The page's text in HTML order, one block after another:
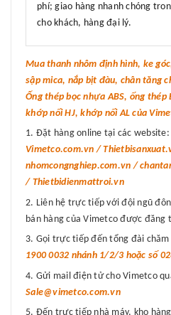
phí; giao hàng nhanh chóng
cho khách, hàng đại lý.
Mua thanh nhôm định hình, ke
sập mica, nắp bịt đàu, chân tăng
Ống thép bọc nhựa ABS, ống thép
khớp nối HJ, khớp nối AL của
Đặt hàng online tại các website:
Vimetco.com.vn /
nhomcongnghiep.com.vn /
/ Thietbidienmattroi.vn
Liên hệ trực tiếp với đội ngũ
bán hàng của Vimetco được đăng
Gọi trực tiếp đến tổng đài chăm
1900 0032 nhánh 1/2/3 hoặc số
Gửi mail điện tử cho Vimetco
Sale@vimetco.com.vn
Đến trực tiếp nhà máy, kho